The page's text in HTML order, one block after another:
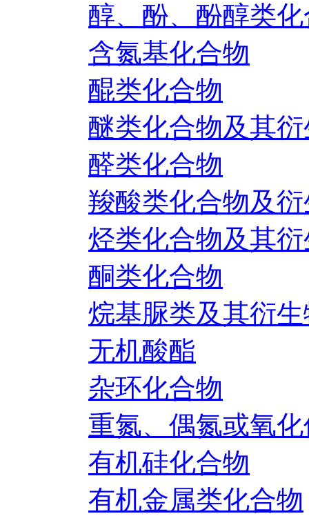
醇、酚、酚醇类
含氮基化合物
醌类化合物
醚类化合物及其
醛类化合物
羧酸类化合物及
烃类化合物及其
酮类化合物
烷基脲类及其衍
无机酸酯
杂环化合物
重氮、偶氮或氧
有机硅化合物
有机金属类化合物